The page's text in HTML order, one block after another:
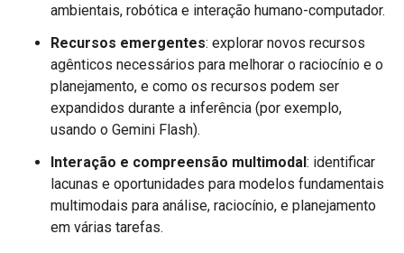
ambientais, robótica e interação humano-computador.
Recursos emergentes: explorar novos recursos
agênticos necessários para melhorar o raciocínio e o
planejamento, e como os recursos podem ser
expandidos durante a inferência (por exemplo,
usando o Gemini Flash).
Interação e compreensão multimodal: identificar
lacunas e oportunidades para modelos fundamentais
multimodais para análise, raciocínio, e planejamento
em várias tarefas.